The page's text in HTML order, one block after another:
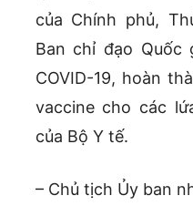
của Chính phủ,
Ban chỉ đạo Quốc
COVID-19, hoàn
vaccine cho các
của Bộ Y tế.
– Chủ tịch Ủy ban